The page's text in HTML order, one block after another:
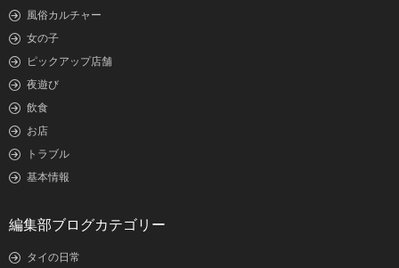
風俗カルチャー
女の子
ピックアップ店舗
夜遊び
飲食
お店
トラブル
基本情報
編集部ブログカテゴリー
タイの日常